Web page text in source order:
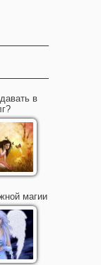
в
магии